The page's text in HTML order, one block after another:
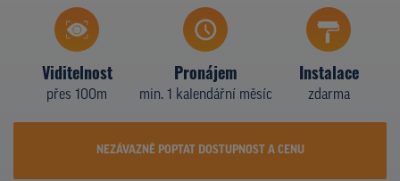
TYPY NOSIČŮ
Z PRAXE
Viditelnost
přes 100m
Pronájem
min. 1 kalendářní měsíc
Instalace
zdarma
NEZÁVAZNĚ POPTAT DOSTUPNOST A CENU